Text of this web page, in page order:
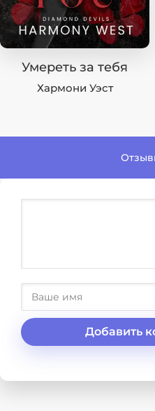
Умереть за тебя
Хармони Уэст
Добавить